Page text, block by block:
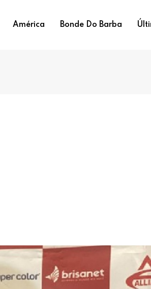
América Bonde Do Barba